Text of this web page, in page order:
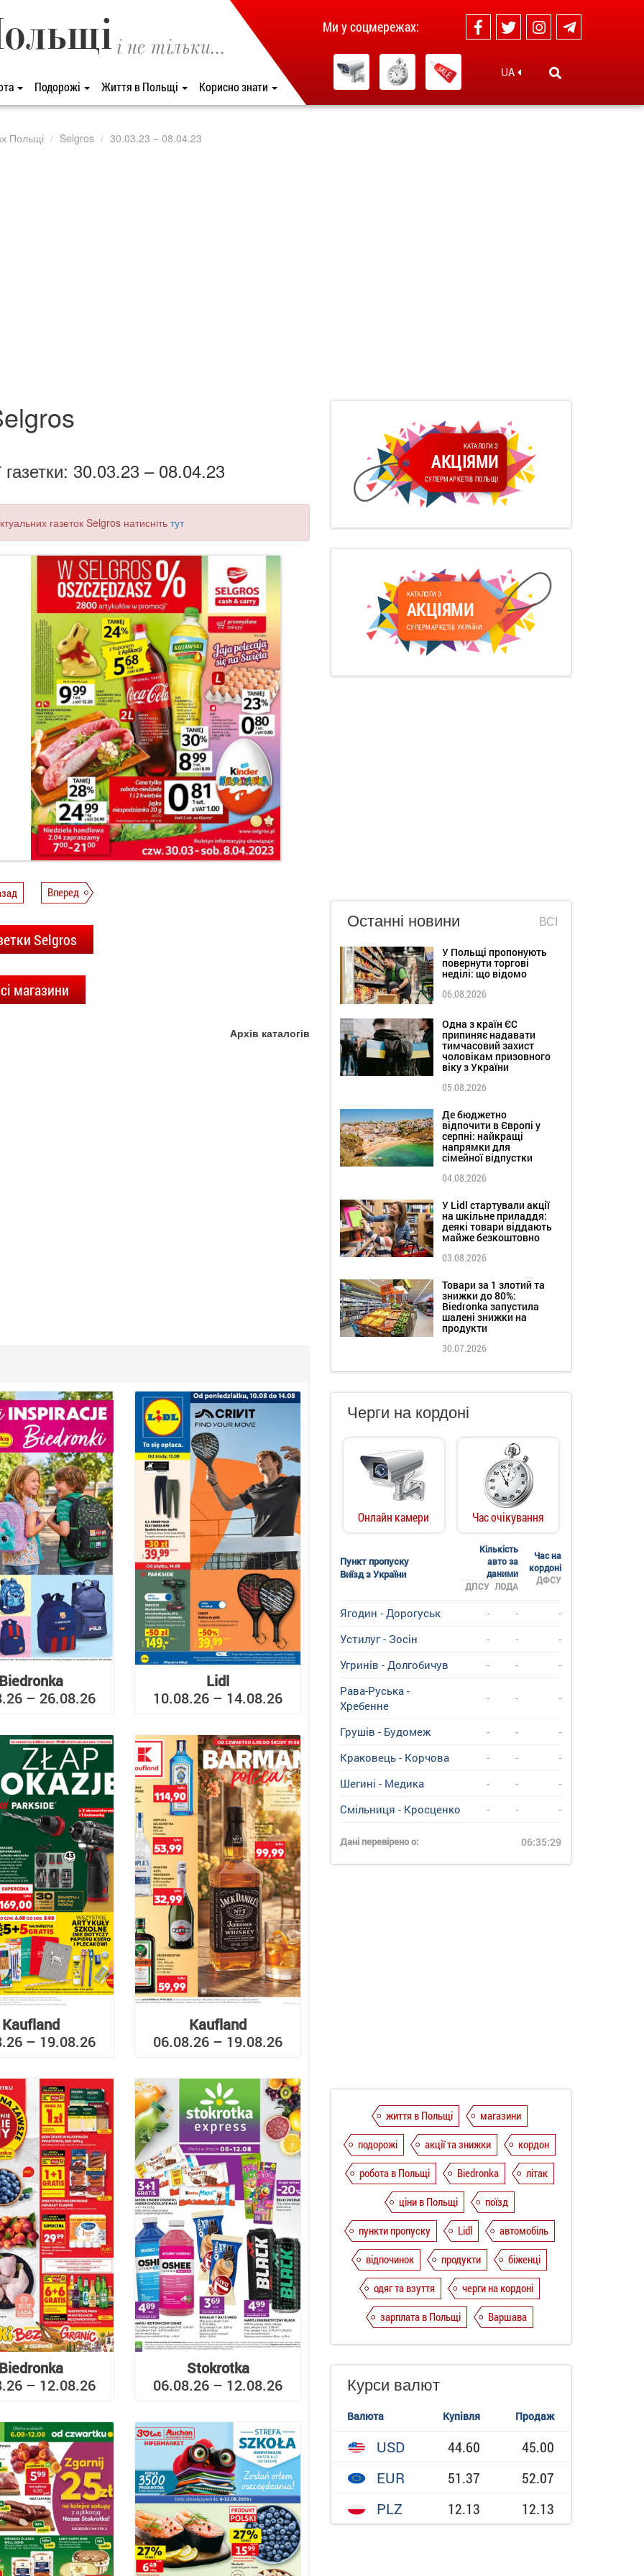
і не тільки...
Подорожі Життя в Польщі Корисно знати
Ми у соцмережах:
UA
Польщі Selgros 30.03.23 – 08.04.23
газетки: 30.03.23 – 08.04.23
газеток Selgros натисніть тут
Вперед
Selgros
магазини
Архів каталогів
– 26.08.26
Lidl
10.08.26 – 14.08.26
Kaufland
– 19.08.26
Kaufland
06.08.26 – 19.08.26
– 12.08.26
Stokrotka
06.08.26 – 12.08.26
КАТАЛОГИ З
АКЦІЯМИ
СУПЕРМАРКЕТІВ ПОЛЬЩІ
КАТАЛОГИ З
АКЦІЯМИ
СУПЕРМАРКЕТІВ УКРАЇНИ
Останні новини ВСІ
У Польщі пропонують
повернути торгові
неділі: що відомо
06.08.2026
Одна з країн ЄС
припиняє надавати
тимчасовий захист
чоловікам призовного
віку з України
05.08.2026
Де бюджетно
відпочити в Європі у
серпні: найкращі
напрямки для
сімейної відпустки
04.08.2026
У Lidl стартували акції
на шкільне приладдя:
деякі товари віддають
майже безкоштовно
03.08.2026
Товари за 1 злотий та
знижки до 80%:
Biedronka запустила
шалені знижки на
продукти
30.07.2026
Черги на кордоні
Онлайн камери Час очікування
Пункт пропуску
Виїзд з України
Кількість
авто за
даними
Час на
кордоні
ДФСУ
ДПСУ ЛОДА
Ягодин - Дорогуськ - -
-
Устилуг - Зосін
- -
-
Угринiв - Долгобичув
- -
-
Рава-Руська -
Хребенне
- - -
Грушів - Будомеж - -
-
Краковець - Корчова
- -
-
Шегині - Медика
- -
-
Смільниця - Кросценко
- - -
Дані перевірено о: 06:35:29
життя в Польщі
магазини
подорожі
акції та знижки
кордон
робота в Польщі
Biedronka
літак
ціни в Польщі
поїзд
пункти пропуску
Lidl
автомобіль
відпочинок
продукти
біженці
одяг та взуття
черги на кордоні
зарплата в Польщі
Варшава
Курси валют
Валюта Купівля Продаж
USD 44.60
45.00
EUR
51.37
52.07
PLZ
12.13 12.13